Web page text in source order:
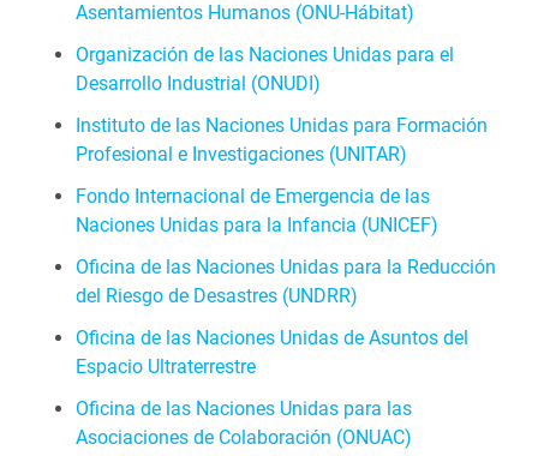
Asentamientos Humanos (ONU‑Hábitat)
Organización de las Naciones Unidas para el
Desarrollo Industrial (ONUDI)
Instituto de las Naciones Unidas para Formación
Profesional e Investigaciones (UNITAR)
Fondo Internacional de Emergencia de las
Naciones Unidas para la Infancia (UNICEF)
Oficina de las Naciones Unidas para la Reducción
del Riesgo de Desastres (UNDRR)
Oficina de las Naciones Unidas de Asuntos del
Espacio Ultraterrestre
Oficina de las Naciones Unidas para las
Asociaciones de Colaboración (ONUAC)